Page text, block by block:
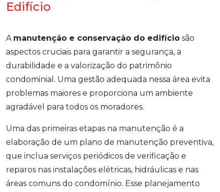
Edifício
A manutenção e conservação do edifício são
aspectos cruciais para garantir a segurança, a
durabilidade e a valorização do patrimônio
condominial. Uma gestão adequada nessa área evita
problemas maiores e proporciona um ambiente
agradável para todos os moradores.
Uma das primeiras etapas na manutenção é a
elaboração de um plano de manutenção preventiva,
que inclua serviços periódicos de verificação e
reparos nas instalações elétricas, hidráulicas e nas
áreas comuns do condomínio. Esse planejamento